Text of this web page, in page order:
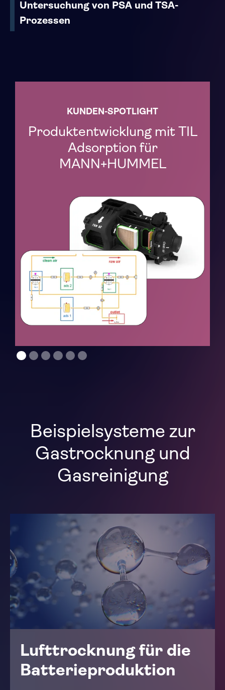
Untersuchung von PSA und TSA-
Prozessen
KUNDEN-SPOTLIGHT
Produktentwicklung mit TIL
Adsorption für
MANN+HUMMEL
Beispielsysteme zur
Gastrocknung und
Gasreinigung
Lufttrocknung für die
Batterieproduktion